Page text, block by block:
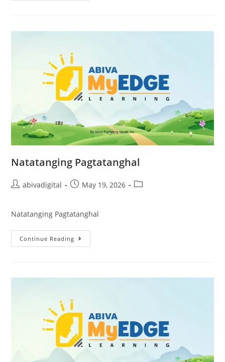
Natatanging Pagtatanghal
abivadigital May 19, 2026
Natatanging Pagtatanghal
Continue Reading